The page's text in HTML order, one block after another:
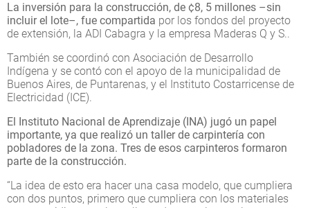
La inversión para la construcción, de ¢8, 5 millones –sin
incluir el lote–, fue compartida por los fondos del proyecto
de extensión, la ADI Cabagra y la empresa Maderas Q y S..
También se coordinó con Asociación de Desarrollo
Indígena y se contó con el apoyo de la municipalidad de
Buenos Aires, de Puntarenas, y el Instituto Costarricense de
Electricidad (ICE).
El Instituto Nacional de Aprendizaje (INA) jugó un papel
importante, ya que realizó un taller de carpintería con
pobladores de la zona. Tres de esos carpinteros formaron
parte de la construcción.
“La idea de esto era hacer una casa modelo, que cumpliera
con dos puntos, primero que cumpliera con los materiales